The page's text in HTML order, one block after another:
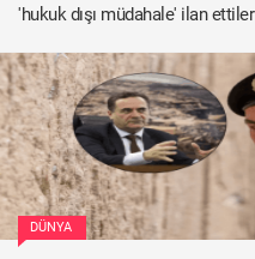
'hukuk dışı müdahale' ilan ettiler
DÜNYA